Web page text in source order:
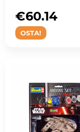
OSTA!
€60.14